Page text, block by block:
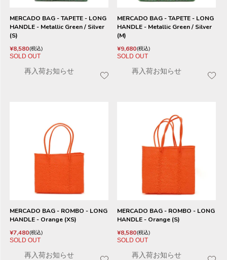
MERCADO BAG - TAPETE - LONG
HANDLE - Metallic Green / Silver
(S)
¥8,580 税込
SOLD OUT
再入荷お知らせ
MERCADO BAG - TAPETE - LONG
HANDLE - Metallic Green / Silver
(M)
¥9,680 税込
SOLD OUT
再入荷お知らせ
MERCADO BAG - ROMBO - LONG
HANDLE - Orange (XS)
¥7,480 税込
SOLD OUT
再入荷お知らせ
MERCADO BAG - ROMBO - LONG
HANDLE - Orange (S)
¥8,580 税込
SOLD OUT
再入荷お知らせ